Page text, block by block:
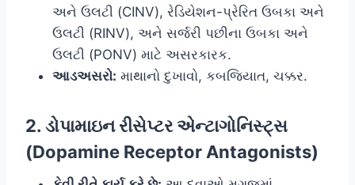
અને ઉલટી (CINV), રેડિયેશન-પ્રેરિત ઉબકા અને
ઉલટી (RINV), અને સર્જરી પછીના ઉબકા અને
ઉલટી (PONV) માટે અસરકારક.
આડઅસરો: માથાનો દુખાવો, કબજિયાત, ચક્કર.
2. ડોપામાઇન રીસેપ્ટર એન્ટાગોનિસ્ટ્સ
(Dopamine Receptor Antagonists)